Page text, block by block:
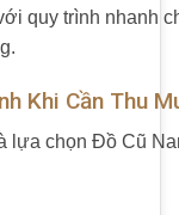
quy trình nhanh
Khi Cần Thu
lựa chọn Đồ Cũ